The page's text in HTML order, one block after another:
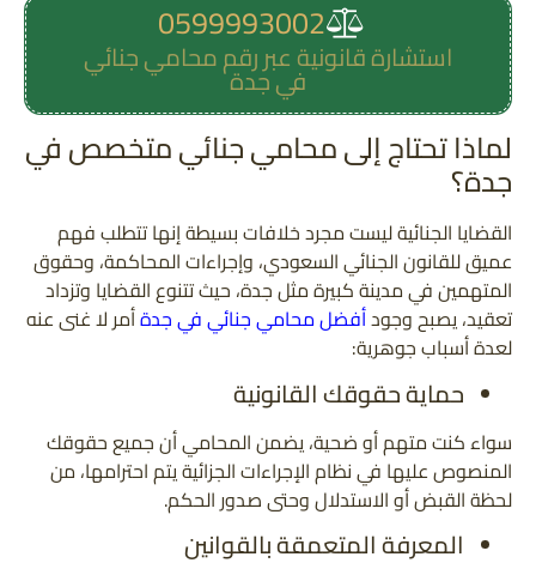
0599993002
استشارة قانونية عبر رقم محامي جنائي
في جدة
لماذا تحتاج إلى محامي جنائي متخصص في
جدة؟
القضايا الجنائية ليست مجرد خلافات بسيطة إنها تتطلب فهم
عميق للقانون الجنائي السعودي، وإجراءات المحاكمة، وحقوق
المتهمين في مدينة كبيرة مثل جدة، حيث تتنوع القضايا وتزداد
تعقيد، يصبح وجودأفضل محامي جنائي في جدةأمر لا غنى عنه
لعدة أسباب جوهرية:
حماية حقوقك القانونية
سواء كنت متهم أو ضحية، يضمن المحامي أن جميع حقوقك
المنصوص عليها في نظام الإجراءات الجزائية يتم احترامها، من
لحظة القبض أو الاستدلال وحتى صدور الحكم.
المعرفة المتعمقة بالقوانين